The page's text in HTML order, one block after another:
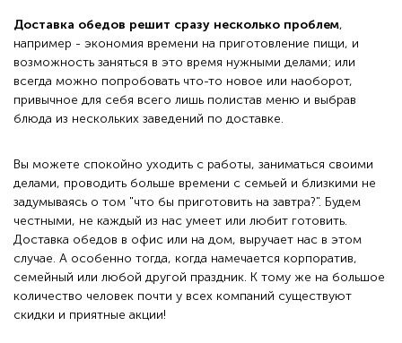
Доставка обедов решит сразу несколько проблем,
например - экономия времени на приготовление пищи, и
возможность заняться в это время нужными делами; или
всегда можно попробовать что-то новое или наоборот,
привычное для себя всего лишь полистав меню и выбрав
блюда из нескольких заведений по доставке.
Вы можете спокойно уходить с работы, заниматься своими
делами, проводить больше времени с семьей и близкими не
задумываясь о том "что бы приготовить на завтра?". Будем
честными, не каждый из нас умеет или любит готовить.
Доставка обедов в офис или на дом, выручает нас в этом
случае. А особенно тогда, когда намечается корпоратив,
семейный или любой другой праздник. К тому же на большое
количество человек почти у всех компаний существуют
скидки и приятные акции!